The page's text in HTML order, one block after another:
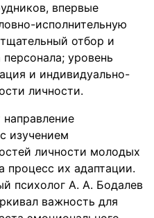
впервые
исполнительную
отбор и
уровень
и индивидуально-
личности.
изучением
личности молодых
процесс их адаптации.
психолог А. А. Бодалев
важность для